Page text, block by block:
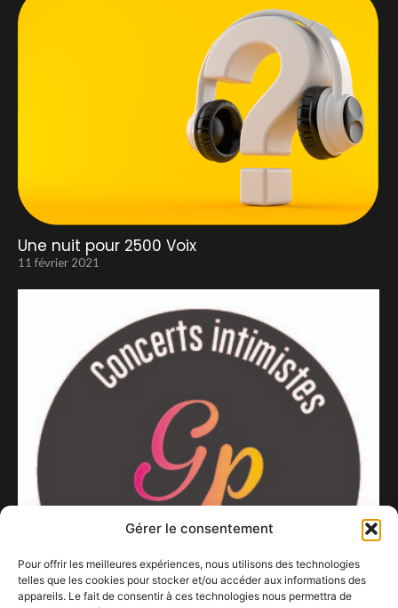
Gérer le consentement
Pour offrir les meilleures expériences, nous utilisons des technologies
telles que les cookies pour stocker et/ou accéder aux informations des
appareils. Le fait de consentir à ces technologies nous permettra de
Une nuit pour 2500 Voix
11 février 2021